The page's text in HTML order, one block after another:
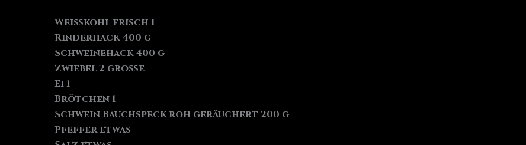
Weißkohl frisch 1
Rinderhack 400 g
Schweinehack 400 g
Zwiebel 2 große
Ei 1
Brötchen 1
Schwein Bauchspeck roh geräuchert 200 g
Pfeffer etwas